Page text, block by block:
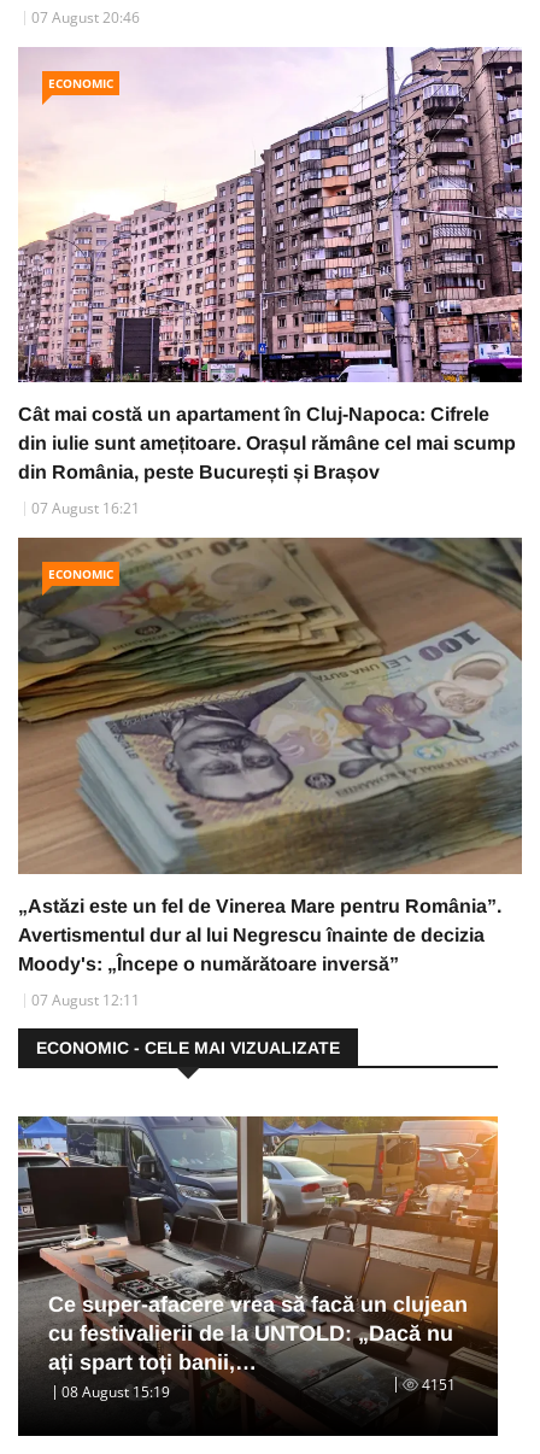
07 August 20:46
ECONOMIC
Cât mai costă un apartament în Cluj-Napoca: Cifrele
din iulie sunt amețitoare. Orașul rămâne cel mai scump
din România, peste București și Brașov
07 August 16:21
ECONOMIC
„Astăzi este un fel de Vinerea Mare pentru România”.
Avertismentul dur al lui Negrescu înainte de decizia
Moody's: „Începe o numărătoare inversă”
07 August 12:11
ECONOMIC - CELE MAI VIZUALIZATE
Ce super-afacere vrea să facă un clujean
cu festivalierii de la UNTOLD: „Dacă nu
ați spart toți banii,…
08 August 15:19 4151